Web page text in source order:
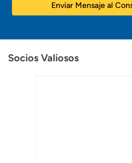
Enviar Mensaje al
Socios Valiosos